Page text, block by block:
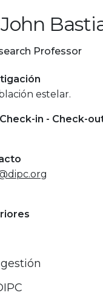
Professor
estelar.
in - Check-